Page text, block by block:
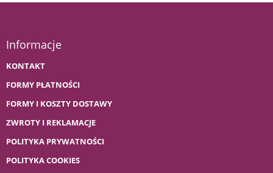
Informacje
KONTAKT
FORMY PŁATNOŚCI
FORMY I KOSZTY DOSTAWY
ZWROTY I REKLAMACJE
POLITYKA PRYWATNOŚCI
POLITYKA COOKIES